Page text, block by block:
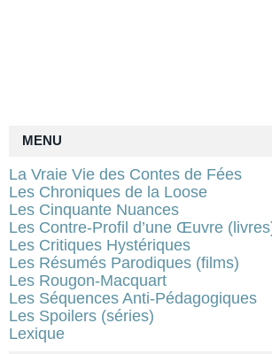
MENU
La Vraie Vie des Contes de Fées
Les Chroniques de la Loose
Les Cinquante Nuances
Les Contre-Profil d’une Œuvre
Les Critiques Hystériques
Les Résumés Parodiques (films)
Les Rougon-Macquart
Les Séquences Anti-Pédagogiques
Les Spoilers (séries)
Lexique